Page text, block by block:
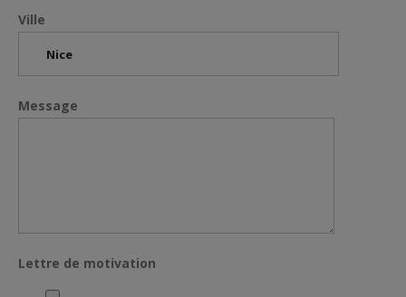
Ville
Message
Lettre de motivation